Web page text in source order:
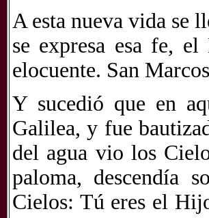
A esta nueva vida se
se expresa esa fe,
elocuente. San
Y sucedió que en
Galilea, y fue
del agua vio los
paloma, descendía
Cielos: Tú eres el